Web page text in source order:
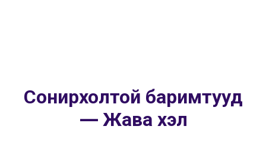
Сонирхолтой баримтууд
— Жава хэл